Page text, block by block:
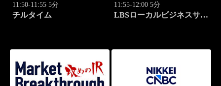
11:50-11:55 5分
チルタイム
11:55-12:00 5分
LBSローカルビジネスサテ